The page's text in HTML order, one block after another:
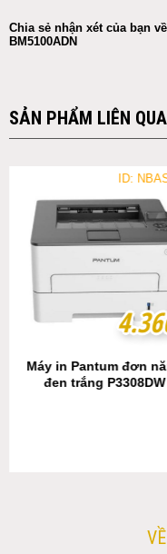
Chia sẻ nhận xét của bạn
BM5100ADN
SẢN PHẨM LIÊN
ID:
4.36
4.36
Máy in Pantum đơn
đen trắng P3308DW